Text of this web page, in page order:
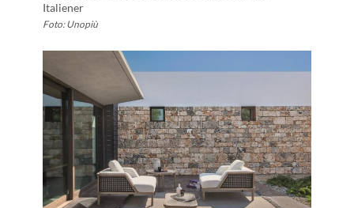
Italiener
Foto: Unopiù